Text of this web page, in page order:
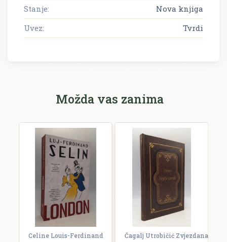
Stanje:
Nova knjiga
Uvez:
Tvrdi
Možda vas zanima
Celine Louis-Ferdinand Čagalj Utrobičić Zvjezdana